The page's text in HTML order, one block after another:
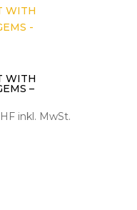
WITH
–
Preisspanne:
inkl. MwSt.